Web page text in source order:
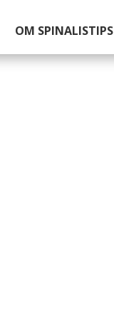
OM SPINALISTIPS